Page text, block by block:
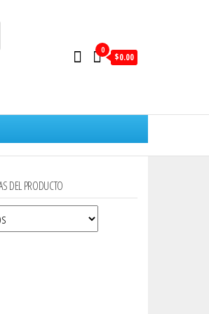
0
$0.00
DEL PRODUCTO